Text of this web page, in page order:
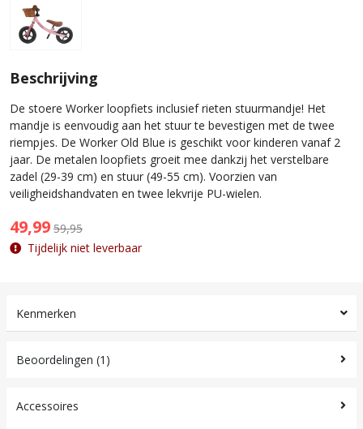
Beschrijving
De stoere Worker loopfiets inclusief rieten stuurmandje! Het
mandje is eenvoudig aan het stuur te bevestigen met de twee
riempjes. De Worker Old Blue is geschikt voor kinderen vanaf 2
jaar. De metalen loopfiets groeit mee dankzij het verstelbare
zadel (29-39 cm) en stuur (49-55 cm). Voorzien van
veiligheidshandvaten en twee lekvrije PU-wielen.
49,99 59,95
Tijdelijk niet leverbaar
Kenmerken
Beoordelingen (1)
Accessoires